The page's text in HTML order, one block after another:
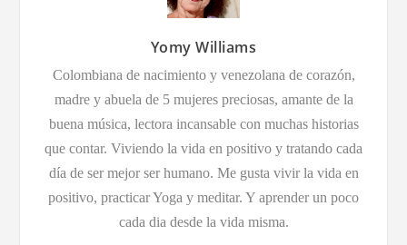
Yomy Williams
Colombiana de nacimiento y venezolana de corazón,
madre y abuela de 5 mujeres preciosas, amante de la
buena música, lectora incansable con muchas historias
que contar. Viviendo la vida en positivo y tratando cada
día de ser mejor ser humano. Me gusta vivir la vida en
positivo, practicar Yoga y meditar. Y aprender un poco
cada dia desde la vida misma.